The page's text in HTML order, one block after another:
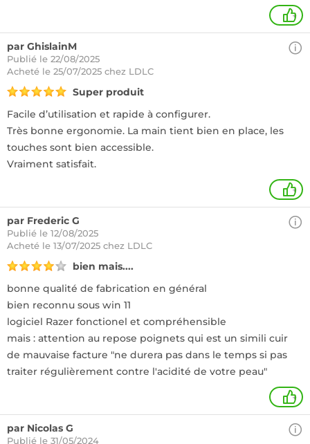
+
par GhislainM
Publié le 22/08/2025
Acheté le 25/07/2025 chez LDLC
Super produit
Facile d’utilisation et rapide à configurer.
Très bonne ergonomie. La main tient bien en place, les
touches sont bien accessible.
Vraiment satisfait.
+
par Frederic G
Publié le 12/08/2025
Acheté le 13/07/2025 chez LDLC
bien mais....
bonne qualité de fabrication en général
bien reconnu sous win 11
logiciel Razer fonctionel et compréhensible
mais : attention au repose poignets qui est un simili cuir
de mauvaise facture "ne durera pas dans le temps si pas
traiter régulièrement contre l'acidité de votre peau"
+
par Nicolas G
Publié le 31/05/2024